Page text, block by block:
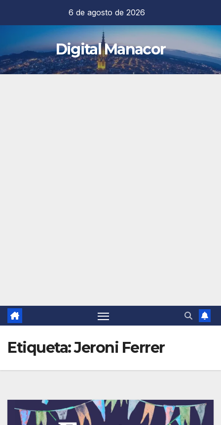
contenido
6 de agosto de 2026
Digital Manacor
Etiqueta:Jeroni Ferrer